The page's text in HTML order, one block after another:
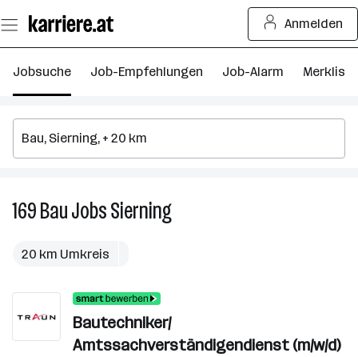
Seiteninhalt
springen
Anmelden
Jobsuche Job-Empfehlungen Job-Alarm Merkliste
169BauJobsSierning169
Bau
20 km Umkreis
Bautechniker/
Amtssachverständigendienst (m/w/d)